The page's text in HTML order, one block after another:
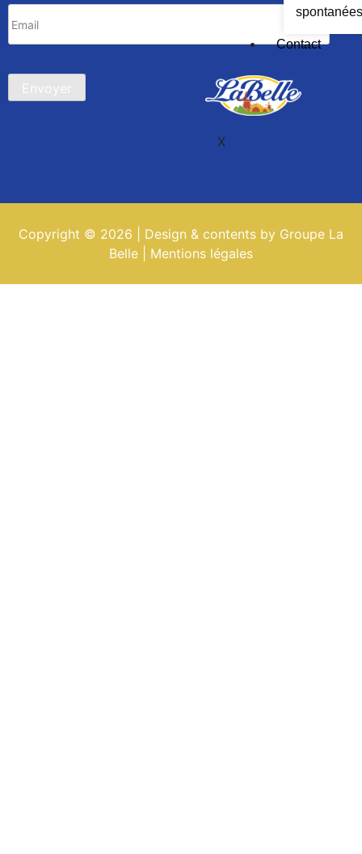
spontanées
Contact
X
Copyright © 2026 | Design & contents by Groupe La
Belle | Mentions légales